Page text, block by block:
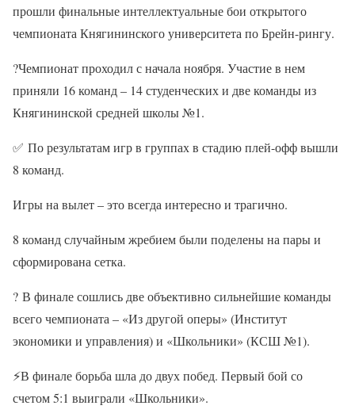
прошли финальные интеллектуальные бои открытого
чемпионата Княгининского университета по Брейн-рингу.
?Чемпионат проходил с начала ноября. Участие в нем
приняли 16 команд – 14 студенческих и две команды из
Княгининской средней школы №1.
✅ По результатам игр в группах в стадию плей-офф вышли
8 команд.
Игры на вылет – это всегда интересно и трагично.
8 команд случайным жребием были поделены на пары и
сформирована сетка.
? В финале сошлись две объективно сильнейшие команды
всего чемпионата – «Из другой оперы» (Институт
экономики и управления) и «Школьники» (КСШ №1).
⚡В финале борьба шла до двух побед. Первый бой со
счетом 5:1 выиграли «Школьники».